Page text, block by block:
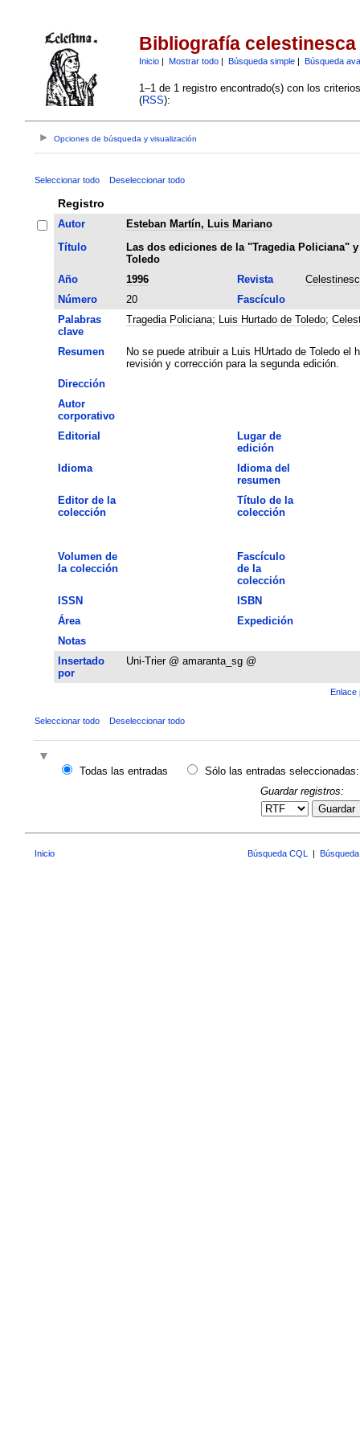
Bibliografía celestinesca
Inicio| Mostrar todo| Búsqueda simple| Búsqueda
1–1 de 1 registro encontrado(s) con los
(RSS):
Opciones de búsqueda y visualización
Seleccionar todo Deseleccionar todo
Registro
Autor
Esteban Martín, Luis Mariano
Título
Las dos ediciones de la "Tragedia Policiana"
Toledo
Año
1996 Revista
Número
20
Fascículo
Palabras
clave
Tragedia Policiana; Luis Hurtado de Toledo;
Resumen
No se puede atribuir a Luis HUrtado de Toledo el
revisión y corrección para la segunda edición.
Dirección
Autor
corporativo
Editorial
Lugar de
edición
Idioma
Idioma del
resumen
Editor de la
colección
Título de la
colección
Volumen de
la colección
Fascículo
de la
colección
ISSN
ISBN
Área
Expedición
Notas
Insertado
por
Uni-Trier @ amaranta_sg @
Enlace
Seleccionar todo Deseleccionar todo
Todas las entradas
Sólo las entradas seleccionadas:
Guardar registros:
Guardar
Inicio Búsqueda CQL